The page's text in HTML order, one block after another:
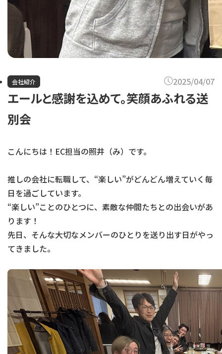
会社紹介 2025/04/07
エールと感謝を込めて。笑顔あふれる送
別会
こんにちは！EC担当の照井（み）です。
推しの会社に転職して、“楽しい”がどんどん増えていく毎
日を過ごしています。
“楽しい”ことのひとつに、素敵な仲間たちとの出会いがあ
ります！
先日、そんな大切なメンバーのひとりを送り出す日がやっ
てきました。